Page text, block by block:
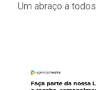
Um abraço a todos